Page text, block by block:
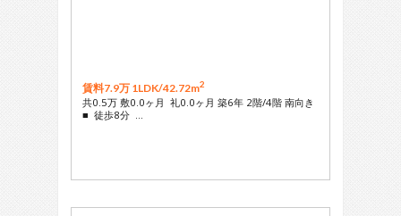
賃料7.9万 1LDK/42.72m2
共0.5万 敷0.0ヶ月 礼0.0ヶ月 築6年 2階/4階 南向き
■ 徒歩8分 …